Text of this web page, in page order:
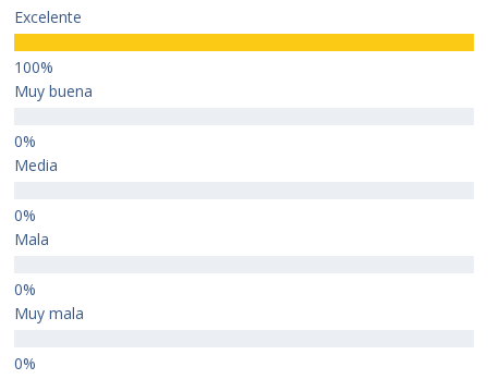
Excelente
Muy buena
Media
Mala
Muy mala